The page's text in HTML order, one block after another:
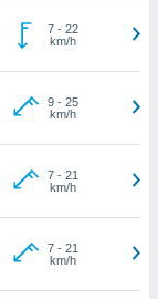
7- 22
km/h
9- 25
km/h
7- 21
km/h
7- 21
km/h